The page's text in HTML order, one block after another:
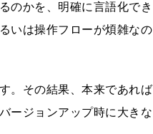
のかを、明確に⾔語化でき
いは操作フローが煩雑なの
。その結果、本来であれば
ージョンアップ時に⼤きな